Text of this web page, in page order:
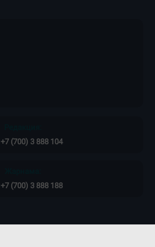
+7 (700) 3 888 104
+7 (700) 3 888 188